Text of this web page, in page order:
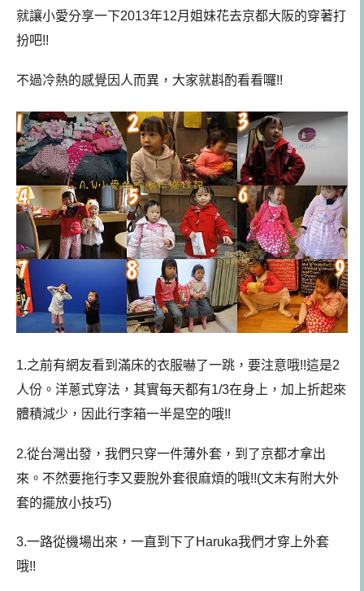
就讓小愛分享一下2013年12月姐妹花去京都大阪的穿著打
扮吧!!
不過冷熱的感覺因人而異，大家就斟酌看看囉!!
1.之前有網友看到滿床的衣服嚇了一跳，要注意哦!!這是2
人份。洋蔥式穿法，其實每天都有1/3在身上，加上折起來
體積減少，因此行李箱一半是空的哦!!
2.從台灣出發，我們只穿一件薄外套，到了京都才拿出
來。不然要拖行李又要脫外套很麻煩的哦!!(文末有附大外
套的擺放小技巧)
3.一路從機場出來，一直到下了Haruka我們才穿上外套
哦!!